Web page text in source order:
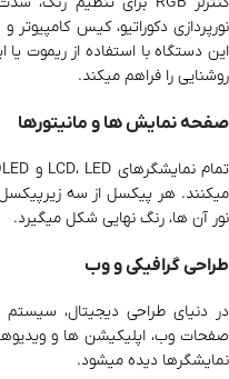
نورپردازی دکوراتیو، کیس
این دستگاه با استفاده از ریموت
روشنایی را فراهم میکند.
صفحه‌ نمایش‌ ها و مانیتورها
میکنند. هر پیکسل از سه
نور آن‌ ها، رنگ نهایی شکل میگیرد.
طراحی گرافیکی و وب
صفحات وب، اپلیکیشن‌ ها و
نمایشگرها دیده میشود.